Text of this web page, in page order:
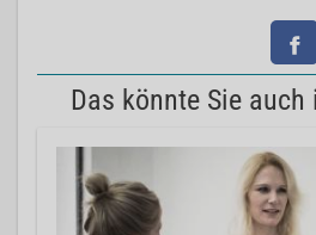
Das könnte Sie auch